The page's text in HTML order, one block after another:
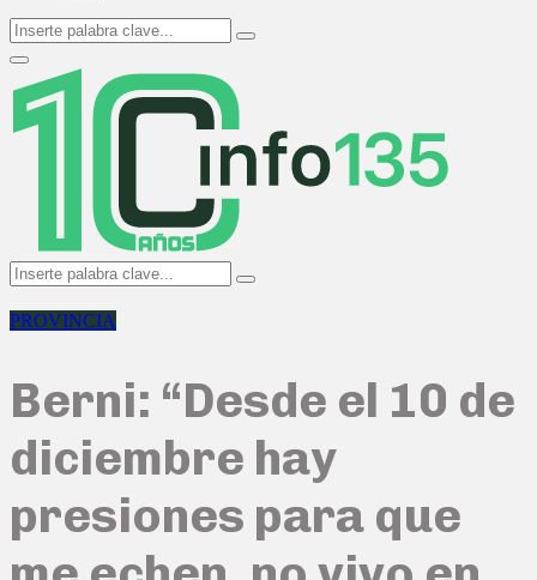
Search
for:
Search
Primary
Menu
Search
for:
Search
PROVINCIA
Berni: “Desde el 10 de
diciembre hay
presiones para que